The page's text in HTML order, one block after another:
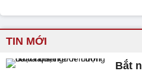
TIN MỚI
Bắt